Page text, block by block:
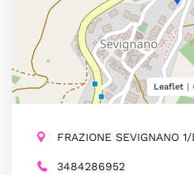
Leaflet |
FRAZIONE SEVIGNANO
3484286952